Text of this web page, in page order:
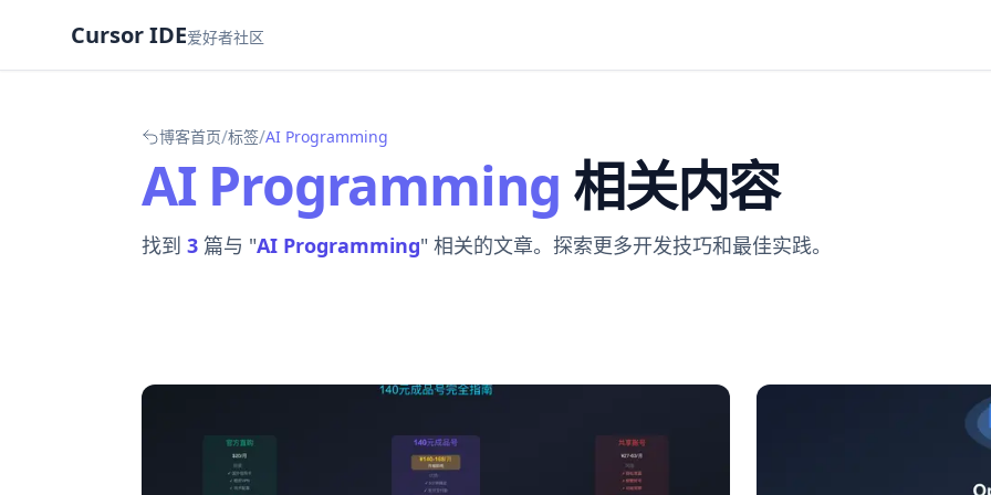
Cursor IDE爱好者社区
博客首页/标签/AI Programming
AI Programming 相关内容
找到 3 篇与 "AI Programming" 相关的文章。探索更多开发技巧和最佳实践。